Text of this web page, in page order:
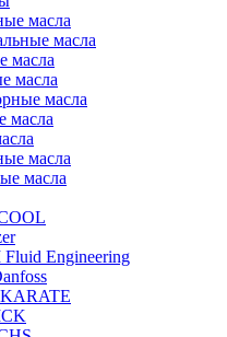
масла
масла
масла
масла
масла
масла
масла
масла
Engineering